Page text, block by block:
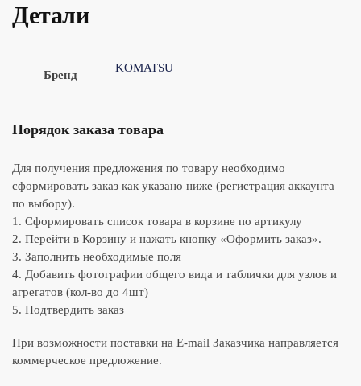
Детали
Бренд
KOMATSU
Порядок заказа товара
Для получения предложения по товару необходимо
сформировать заказ как указано ниже (регистрация аккаунта
по выбору).
1. Сформировать список товара в корзине по артикулу
2. Перейти в Корзину и нажать кнопку «Оформить заказ».
3. Заполнить необходимые поля
4. Добавить фотографии общего вида и таблички для узлов и
агрегатов (кол-во до 4шт)
5. Подтвердить заказ
При возможности поставки на E-mail Заказчика направляется
коммерческое предложение.